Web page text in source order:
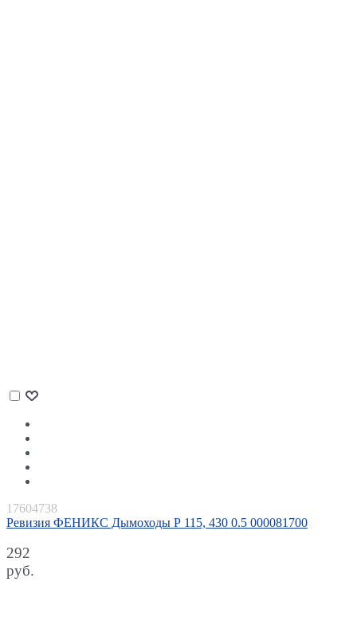
17604738
Ревизия ФЕНИКС Дымоходы Р 115, 430 0.5 000081700
292
руб.